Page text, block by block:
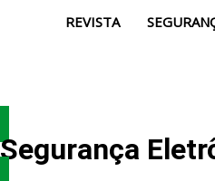
REVISTA
Segurança